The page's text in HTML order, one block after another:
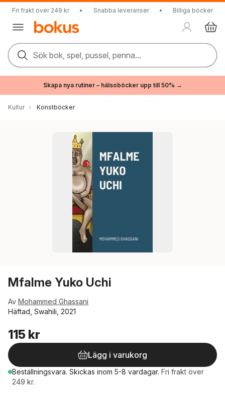
Fri frakt över 249 kr • Snabba leveranser • Billiga böcker
Sök bok, spel, pussel, penna...
Skapa nya rutiner – hälsoböcker upp till 50% →
Kultur Konstböcker
Mfalme Yuko Uchi
Av Mohammed Ghassani
Häftad, Swahili, 2021
115 kr
Lägg i varukorg
Beställningsvara. Skickas inom 5-8 vardagar. Fri frakt över
249 kr.